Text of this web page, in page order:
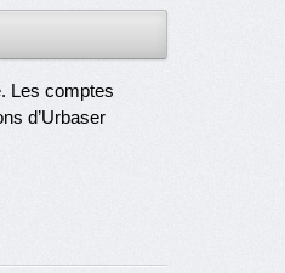
Les comptes
d’Urbaser